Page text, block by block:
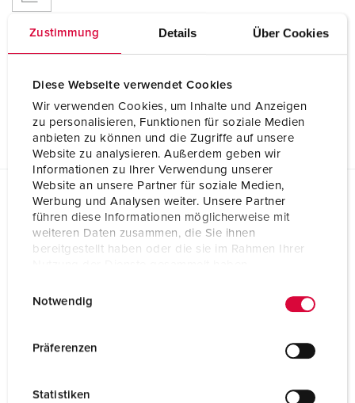
Zustimmung Details Über Cookies
Diese Webseite verwendet Cookies
Wir verwenden Cookies, um Inhalte und Anzeigen
zu personalisieren, Funktionen für soziale Medien
anbieten zu können und die Zugriffe auf unsere
Website zu analysieren. Außerdem geben wir
Informationen zu Ihrer Verwendung unserer
Website an unsere Partner für soziale Medien,
Werbung und Analysen weiter. Unsere Partner
führen diese Informationen möglicherweise mit
weiteren Daten zusammen, die Sie ihnen
bereitgestellt haben oder die sie im Rahmen Ihrer
Notwendig
Präferenzen
Statistiken
Textdatei (.txt)
AMAXX® Steckdosenkombination mit FI Typ A 930019
Formatierter Text (.rtf)
AMAXX® Steckdosenkombination mit FI Typ A 930019
Planungsdaten & Downloads
AMAXX® Steckdosenkombination mit FI Typ A 930019
Produktinfoblatt
AMAXX® Steckdosenkombination mit FI Typ A 930019